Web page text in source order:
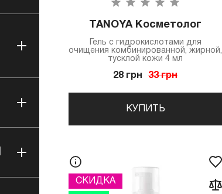
TANOYA Косметолог
Гель с гидрокислотами для
очищения комбинированной, жирной,
тусклой кожи 4 мл
28 грн 33 грн
КУПИТЬ
СКИДКА